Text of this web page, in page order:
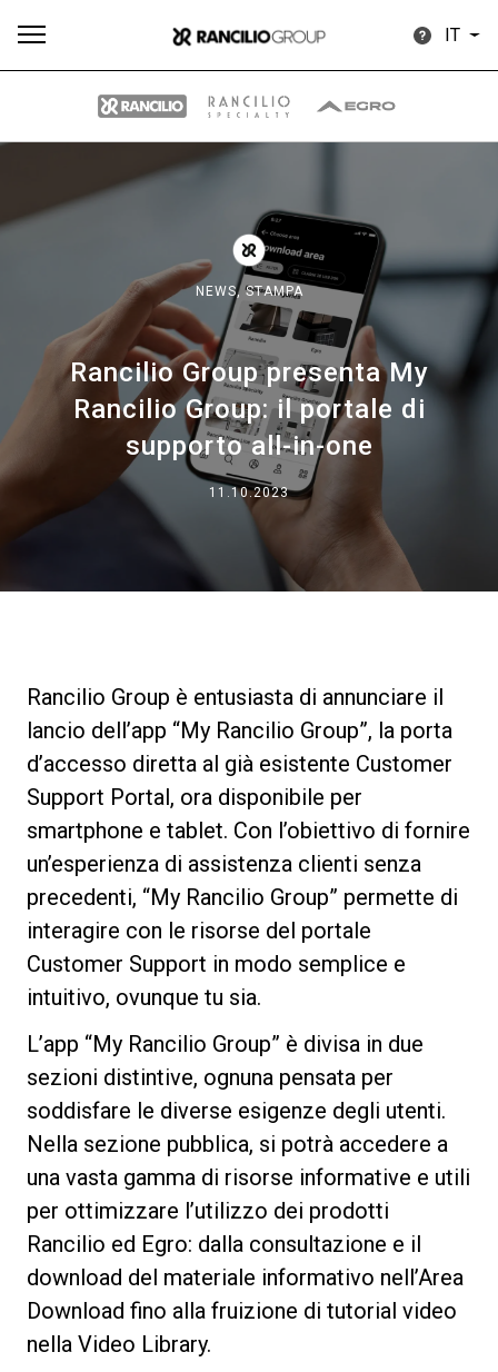
IT
NEWS,STAMPA
Rancilio Group presenta My
Rancilio Group: il portale di
supporto all-in-one
11.10.2023
Rancilio Group è entusiasta di annunciare il
lancio dell’app “My Rancilio Group”, la porta
d’accesso diretta al già esistente Customer
Support Portal, ora disponibile per
smartphone e tablet. Con l’obiettivo di fornire
un’esperienza di assistenza clienti senza
precedenti, “My Rancilio Group” permette di
interagire con le risorse del portale
Customer Support in modo semplice e
intuitivo, ovunque tu sia.
L’app “My Rancilio Group” è divisa in due
sezioni distintive, ognuna pensata per
soddisfare le diverse esigenze degli utenti.
Nella sezione pubblica, si potrà accedere a
una vasta gamma di risorse informative e utili
per ottimizzare l’utilizzo dei prodotti
Rancilio ed Egro: dalla consultazione e il
download del materiale informativo nell’Area
Download fino alla fruizione di tutorial video
nella Video Library.
Tutti Download
Brand
Il gruppo
News
I nostri Lab
Sostenibilità
Connect
Contattaci
Privacy Policy